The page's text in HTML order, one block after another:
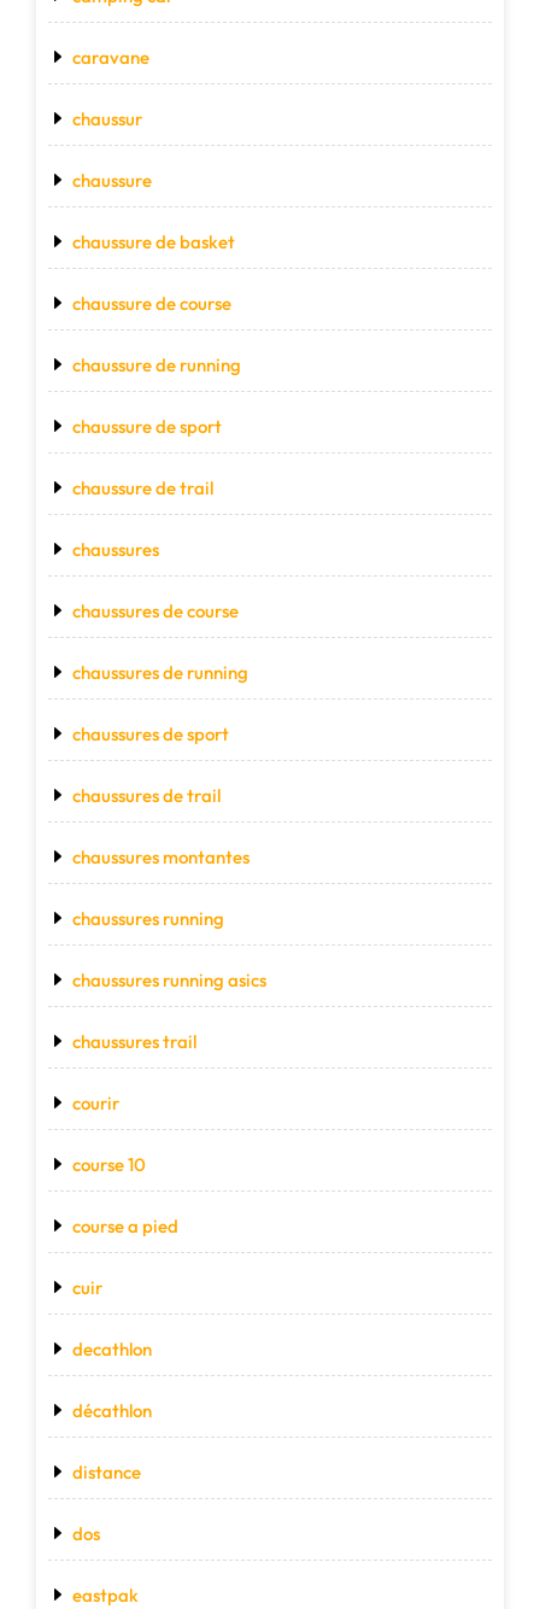
caravane
chaussur
chaussure
chaussure de basket
chaussure de course
chaussure de running
chaussure de sport
chaussure de trail
chaussures
chaussures de course
chaussures de running
chaussures de sport
chaussures de trail
chaussures montantes
chaussures running
chaussures running asics
chaussures trail
courir
course 10
course a pied
cuir
decathlon
décathlon
distance
dos
eastpak